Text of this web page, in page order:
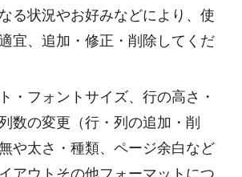
る状況やお好みなどにより、使
宜、追加・修正・削除してくだ
・フォントサイズ、行の高さ・
数の変更（行・列の追加・削
や太さ・種類、ページ余白など
アウトその他フォーマットにつ